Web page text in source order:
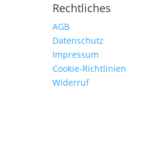
Rechtliches
AGB
Datenschutz
Impressum
Cookie-Richtlinien
Widerruf